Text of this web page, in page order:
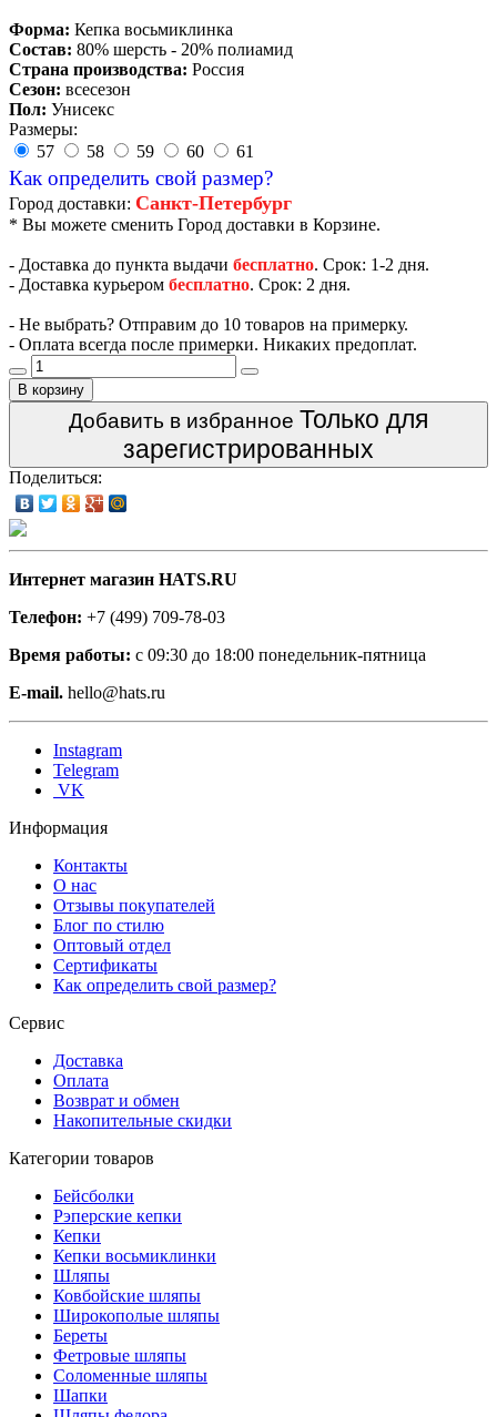
Форма: Кепка восьмиклинка
Состав: 80% шерсть - 20% полиамид
Страна производства: Россия
Сезон: всесезон
Пол: Унисекс
Размеры:
57
58 59 60 61
Как определить свой размер?
Город доставки: Санкт-Петербург
* Вы можете сменить Город доставки в Корзине.
- Доставка до пункта выдачи бесплатно. Срок: 1-2 дня.
- Доставка курьером бесплатно. Срок: 2 дня.
- Не выбрать? Отправим до 10 товаров на примерку.
- Оплата всегда после примерки. Никаких предоплат.
В корзину
Добавить в избранное Только для
зарегистрированных
Поделиться:
Интернет магазин HATS.RU
Телефон: +7 (499) 709-78-03
Время работы: с 09:30 до 18:00 понедельник-пятница
E-mail. hello@hats.ru
Instagram
Telegram
VK
Информация
Контакты
О нас
Отзывы покупателей
Блог по стилю
Оптовый отдел
Сертификаты
Как определить свой размер?
Сервис
Доставка
Оплата
Возврат и обмен
Накопительные скидки
Категории товаров
Бейсболки
Рэперские кепки
Кепки
Кепки восьмиклинки
Шляпы
Ковбойские шляпы
Широкополые шляпы
Береты
Фетровые шляпы
Соломенные шляпы
Шапки